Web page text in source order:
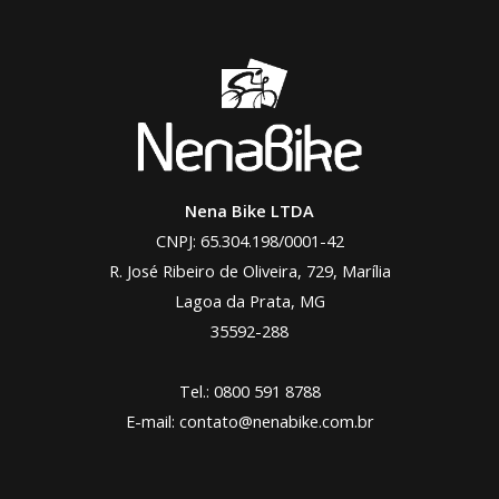
Nena Bike LTDA
CNPJ: 65.304.198/0001-42
R. José Ribeiro de Oliveira, 729, Marília
Lagoa da Prata, MG
35592-288
Tel.: 0800 591 8788
E-mail: contato@nenabike.com.br